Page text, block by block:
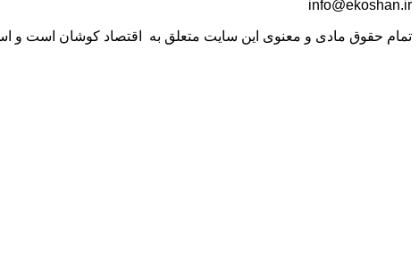
info@ekoshan.ir
تمام حقوق مادی و معنوی این سایت متعلق به اقتصاد کوشان است و